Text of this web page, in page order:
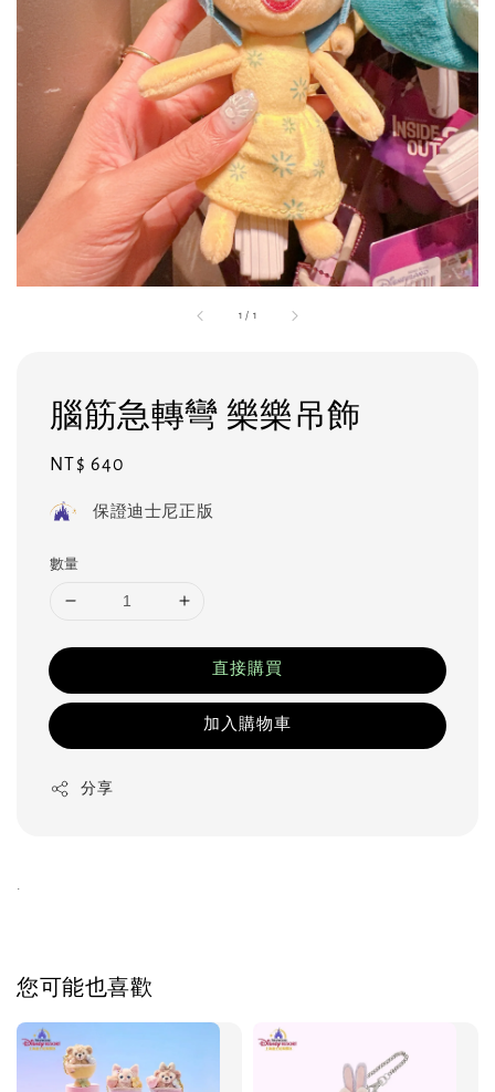
1 / 1
腦筋急轉彎 樂樂吊飾
Regular
NT$ 640
保證迪士尼正版
數量
直接購買
加入購物車
分享
您可能也喜歡